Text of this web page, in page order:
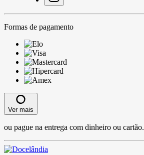
Formas de pagamento
Ver mais
ou pague na entrega com dinheiro ou cartão.